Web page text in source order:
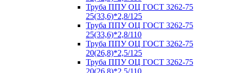
Труба ППУ ОЦ ГОСТ 3262-75
25(33,6)*2,8/125
Труба ППУ ОЦ ГОСТ 3262-75
25(33,6)*2,8/110
Труба ППУ ОЦ ГОСТ 3262-75
20(26,8)*2,5/125
Труба ППУ ОЦ ГОСТ 3262-75
20(26,8)*2,5/110